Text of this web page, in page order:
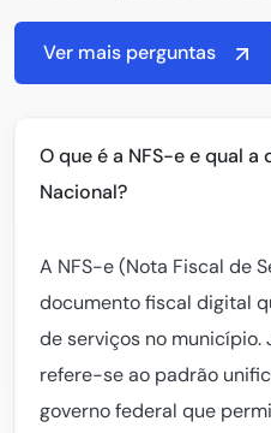
Ver mais perguntas
O que é a NFS-e e qual a
Nacional?
A NFS-e (Nota Fiscal de
documento fiscal digital
de serviços no município.
refere-se ao padrão
governo federal que